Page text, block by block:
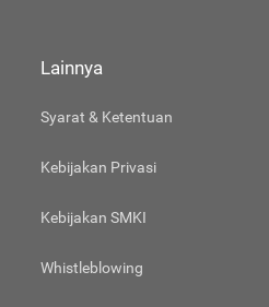
Lainnya
Syarat & Ketentuan
Kebijakan Privasi
Kebijakan SMKI
Whistleblowing